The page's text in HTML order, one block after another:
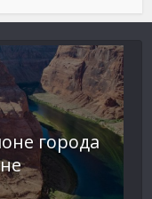
города